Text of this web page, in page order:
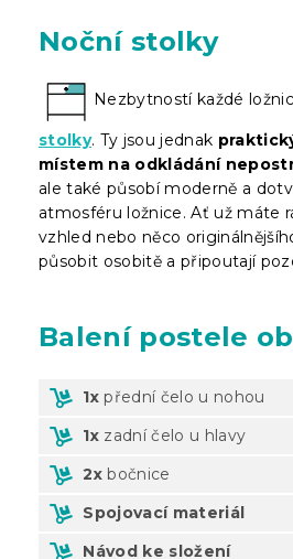
Noční stolky
Nezbytností každé
stolky. Ty jsou jednak
místem na odkládání
ale také působí moderně a
atmosféru ložnice. Ať už máte
vzhled nebo něco
působit osobitě a připoutají
Balenípostele
1x přední čelo u nohou
1x zadní čelo u hlavy
2x bočnice
Spojovací materiál
Návod ke složení